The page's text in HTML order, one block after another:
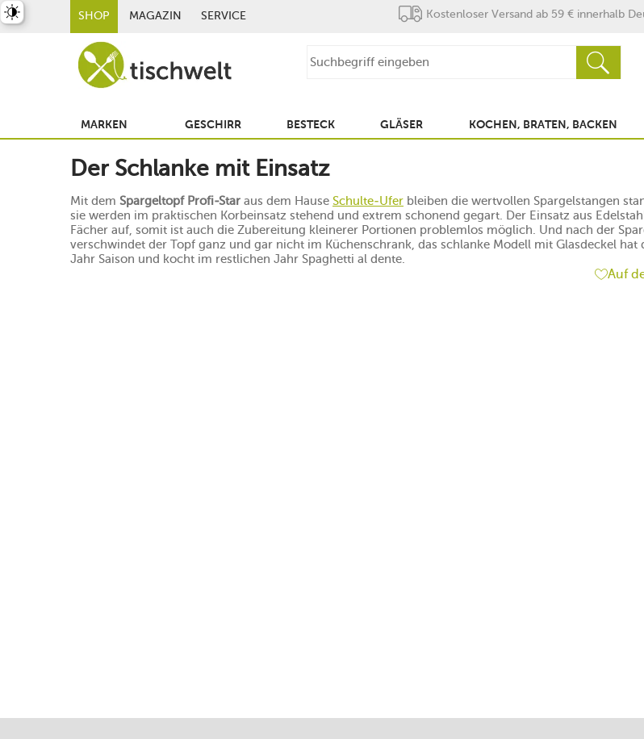
SHOP MAGAZIN SERVICE Kostenloser Versand ab 59 € innerhalb
MARKEN GESCHIRR BESTECK GLÄSER KOCHEN, BRATEN, BACKEN
Der Schlanke mit Einsatz
Mit dem Spargeltopf Profi-Star aus dem Hause Schulte-Ufer bleiben die wertvollen Spargelstangen
sie werden im praktischen Korbeinsatz stehend und extrem schonend gegart. Der Einsatz aus
Fächer auf, somit ist auch die Zubereitung kleinerer Portionen problemlos möglich. Und nach der
verschwindet der Topf ganz und gar nicht im Küchenschrank, das schlanke Modell mit Glasdeckel hat
Jahr Saison und kocht im restlichen Jahr Spaghetti al dente.
Auf
umschalten